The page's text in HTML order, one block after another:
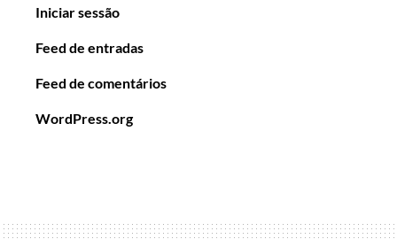
Iniciar sessão
Feed de entradas
Feed de comentários
WordPress.org